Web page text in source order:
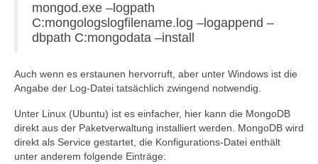
mongod.exe –logpath
C:mongologslogfilename.log –logappend –
dbpath C:mongodata –install
Auch wenn es erstaunen hervorruft, aber unter Windows ist die
Angabe der Log-Datei tatsächlich zwingend notwendig.
Unter Linux (Ubuntu) ist es einfacher, hier kann die MongoDB
direkt aus der Paketverwaltung installiert werden. MongoDB wird
direkt als Service gestartet, die Konfigurations-Datei enthält
unter anderem folgende Einträge: